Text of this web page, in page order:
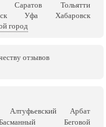
Саратов
Тольятти
Уфа
Хабаровск
город
отзывов
Алтуфьевский
Арбат
Беговой